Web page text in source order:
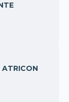
ATRICON